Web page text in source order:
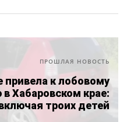
ПРОШЛАЯ НОВОСТЬ
привела к лобовому
Хабаровском крае:
троих детей